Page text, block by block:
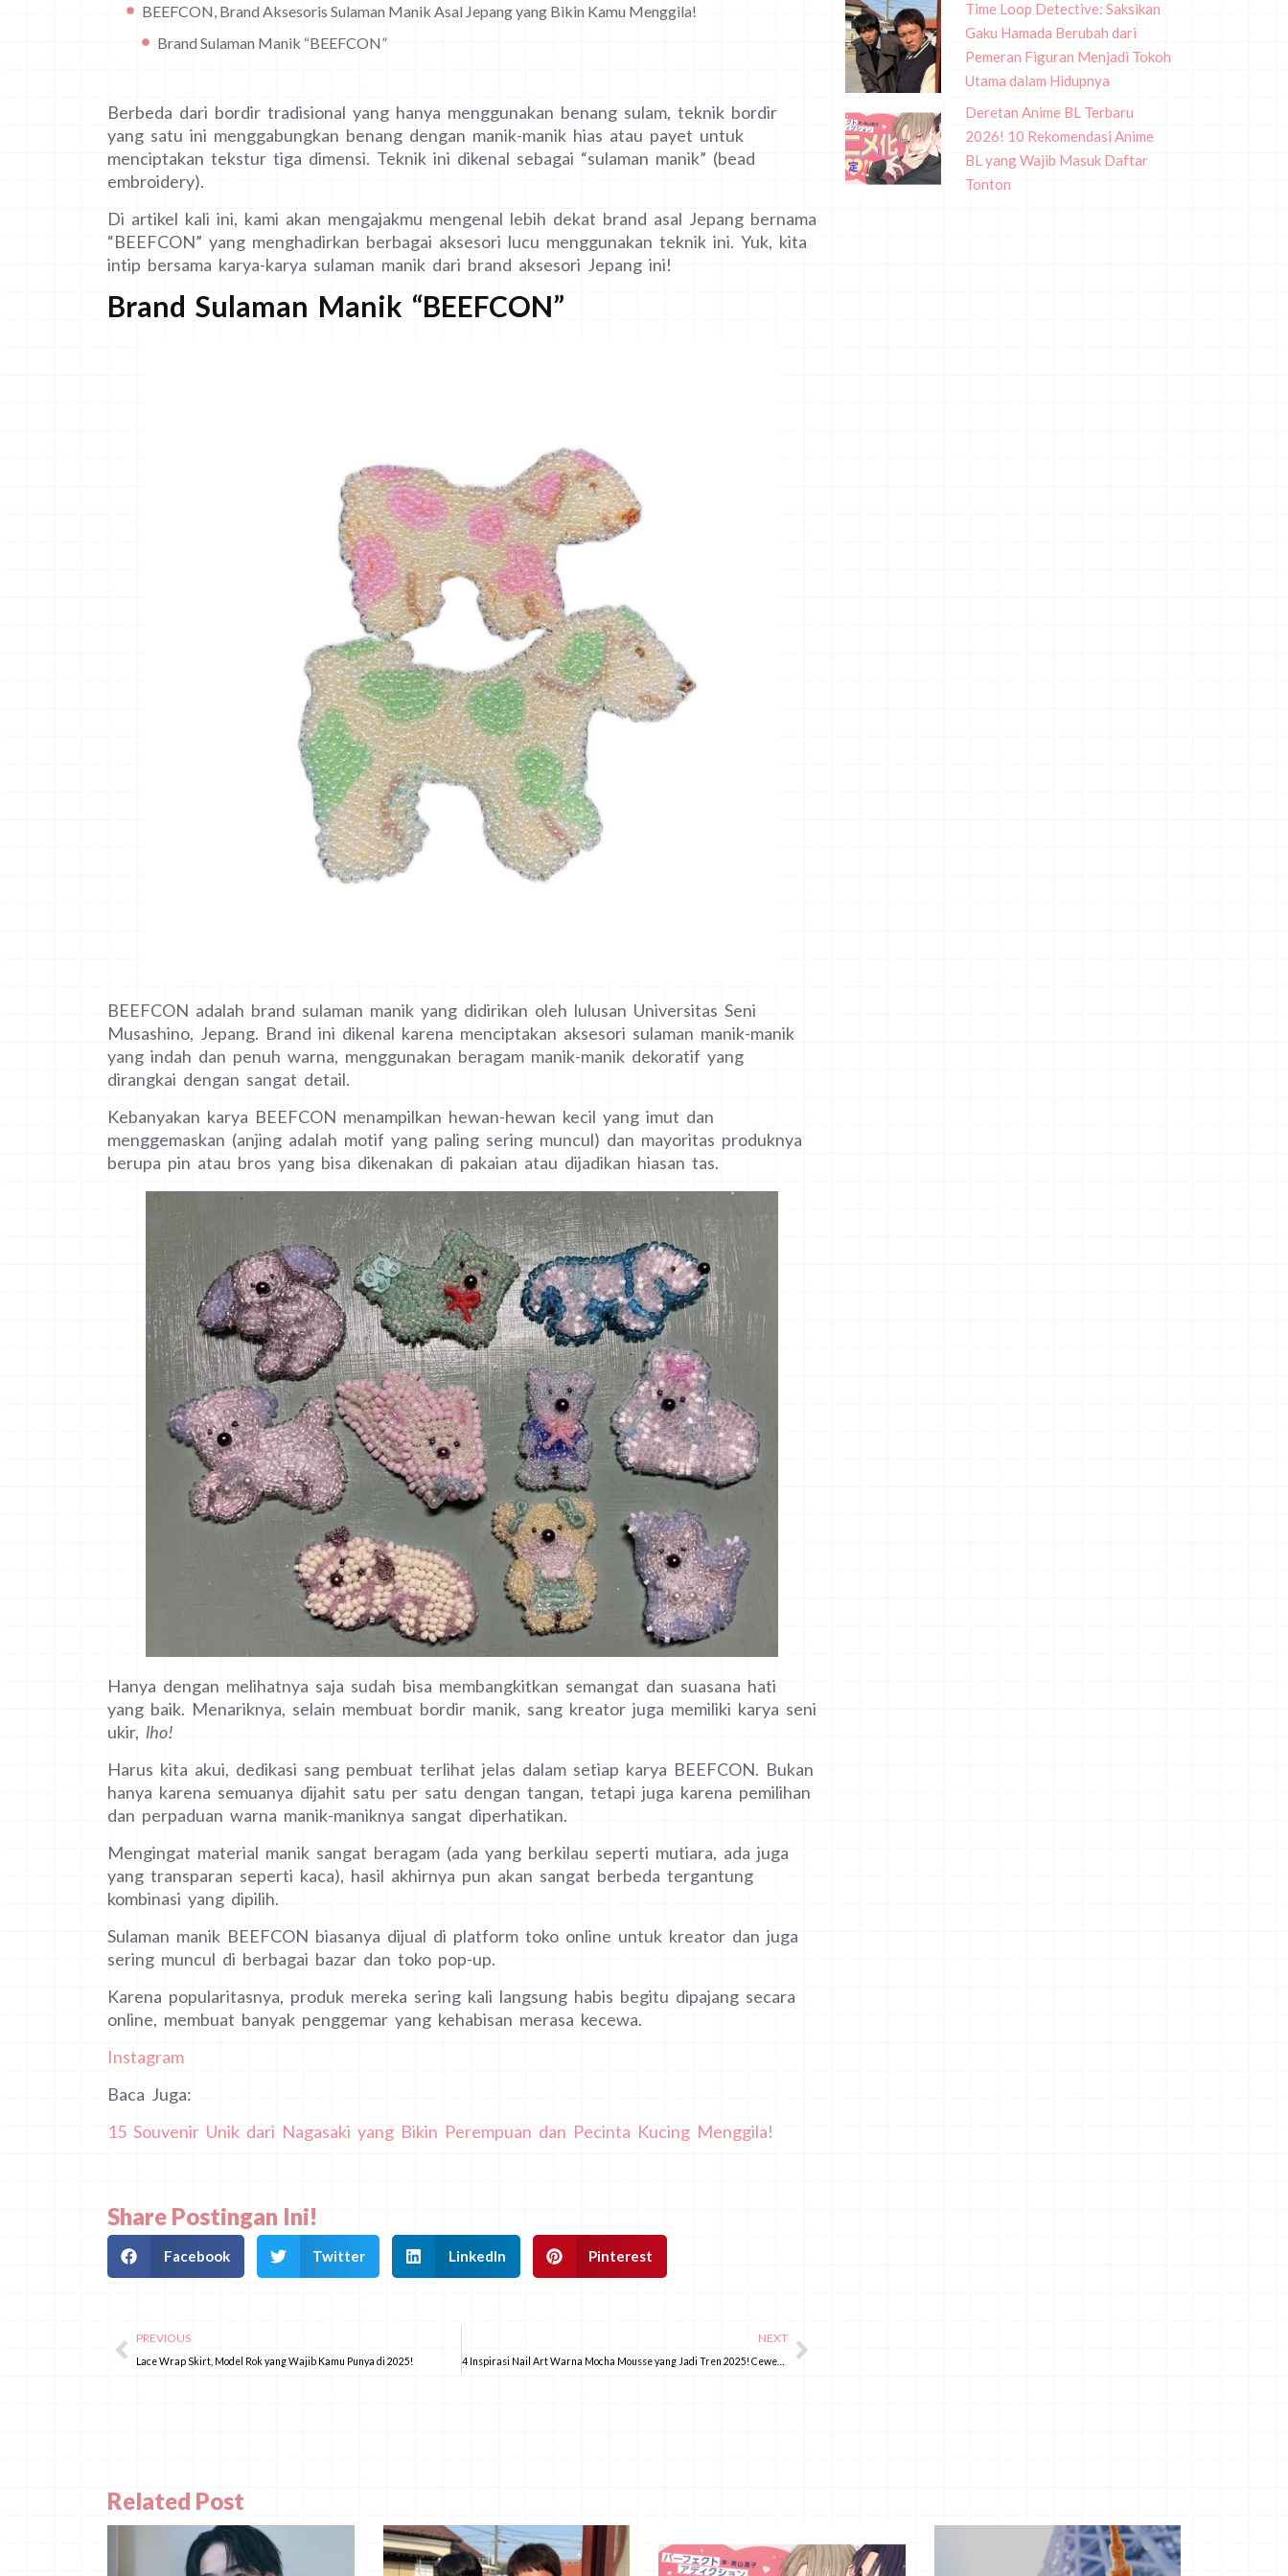
BEEFCON, Brand Aksesoris Sulaman Manik Asal Jepang yang Bikin Kamu Menggila!
Brand Sulaman Manik “BEEFCON”
Berbeda dari bordir tradisional yang hanya menggunakan benang sulam, teknik bordir
yang satu ini menggabungkan benang dengan manik-manik hias atau payet untuk
menciptakan tekstur tiga dimensi. Teknik ini dikenal sebagai “sulaman manik” (bead
embroidery).
Di artikel kali ini, kami akan mengajakmu mengenal lebih dekat brand asal Jepang bernama
“BEEFCON” yang menghadirkan berbagai aksesori lucu menggunakan teknik ini. Yuk, kita
intip bersama karya-karya sulaman manik dari brand aksesori Jepang ini!
Brand Sulaman Manik “BEEFCON”
BEEFCON adalah brand sulaman manik yang didirikan oleh lulusan Universitas Seni
Musashino, Jepang. Brand ini dikenal karena menciptakan aksesori sulaman manik-manik
yang indah dan penuh warna, menggunakan beragam manik-manik dekoratif yang
dirangkai dengan sangat detail.
Kebanyakan karya BEEFCON menampilkan hewan-hewan kecil yang imut dan
menggemaskan (anjing adalah motif yang paling sering muncul) dan mayoritas produknya
berupa pin atau bros yang bisa dikenakan di pakaian atau dijadikan hiasan tas.
Hanya dengan melihatnya saja sudah bisa membangkitkan semangat dan suasana hati
yang baik. Menariknya, selain membuat bordir manik, sang kreator juga memiliki karya seni
ukir, lho!
Harus kita akui, dedikasi sang pembuat terlihat jelas dalam setiap karya BEEFCON. Bukan
hanya karena semuanya dijahit satu per satu dengan tangan, tetapi juga karena pemilihan
dan perpaduan warna manik-maniknya sangat diperhatikan.
Mengingat material manik sangat beragam (ada yang berkilau seperti mutiara, ada juga
yang transparan seperti kaca), hasil akhirnya pun akan sangat berbeda tergantung
kombinasi yang dipilih.
Sulaman manik BEEFCON biasanya dijual di platform toko online untuk kreator dan juga
sering muncul di berbagai bazar dan toko pop-up.
Karena popularitasnya, produk mereka sering kali langsung habis begitu dipajang secara
online, membuat banyak penggemar yang kehabisan merasa kecewa.
Instagram
Baca Juga:
15 Souvenir Unik dari Nagasaki yang Bikin Perempuan dan Pecinta Kucing Menggila!
Share Postingan Ini!
Facebook Twitter LinkedIn Pinterest
PREVIOUS
Lace Wrap Skirt, Model Rok yang Wajib Kamu Punya di 2025!
NEXT
Time Loop Detective: Saksikan
Gaku Hamada Berubah dari
Pemeran Figuran Menjadi Tokoh
Utama dalam Hidupnya
Deretan Anime BL Terbaru
2026! 10 Rekomendasi Anime
BL yang Wajib Masuk Daftar
Tonton
Related Post